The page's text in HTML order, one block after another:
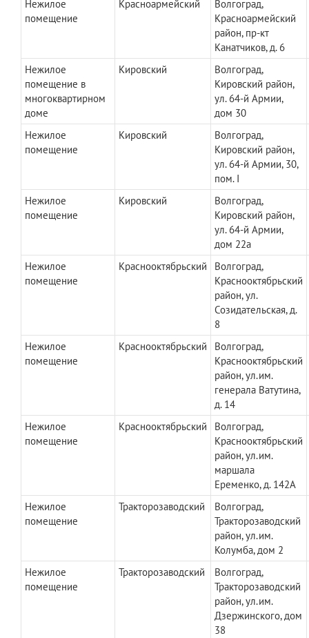
Нежилое
помещение
Красноармейский
Волгоград,
Красноармейский
район, пр-кт
Канатчиков, д. 6
Нежилое
помещение в
многоквартирном
доме
Кировский
Волгоград,
Кировский район,
ул. 64-й Армии,
дом 30
Нежилое
помещение
Кировский
Волгоград,
Кировский район,
ул. 64-й Армии, 30,
пом. I
Нежилое
помещение
Кировский
Волгоград,
Кировский район,
ул. 64-й Армии,
дом 22а
Нежилое
помещение
Краснооктябрьский
Волгоград,
Краснооктябрьский
район, ул.
Созидательская, д.
8
Нежилое
помещение
Краснооктябрьский
Волгоград,
Краснооктябрьский
район, ул.им.
генерала Ватутина,
д. 14
Нежилое
помещение
Краснооктябрьский
Волгоград,
Краснооктябрьский
район, ул.им.
маршала
Еременко, д. 142А
Нежилое
помещение
Тракторозаводский
Волгоград,
Тракторозаводский
район, ул.им.
Колумба, дом 2
Нежилое
помещение
Тракторозаводский
Волгоград,
Тракторозаводский
район, ул.им.
Дзержинского, дом
38